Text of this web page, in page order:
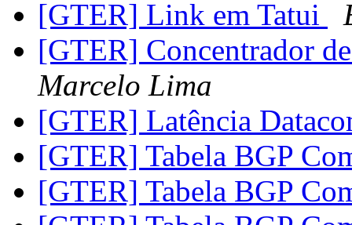
[GTER] Link em Tatui
[GTER] Concentrador
Marcelo Lima
[GTER] Latência
[GTER] Tabela BGP
[GTER] Tabela BGP